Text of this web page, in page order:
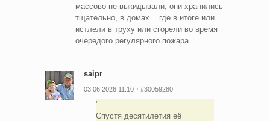
массово не выкидывали, они хранились
тщательно, в домах... где в итоге или
истлели в труху или сгорели во время
очередого регулярного пожара.
saipr
03.06.2026 11:10 #30059280
Спустя десятилетия её